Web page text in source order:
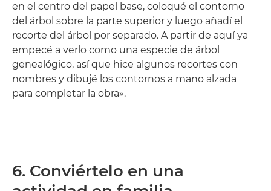
en el centro del papel base, coloqué el contorno
del árbol sobre la parte superior y luego añadí el
recorte del árbol por separado. A partir de aquí ya
empecé a verlo como una especie de árbol
genealógico, así que hice algunos recortes con
nombres y dibujé los contornos a mano alzada
para completar la obra».
6. Conviértelo en una